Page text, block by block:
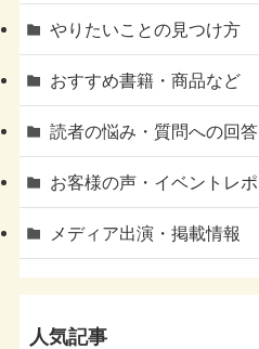
やりたいことの見つけ方
おすすめ書籍・商品など
読者の悩み・質問への回答
お客様の声・イベントレポ
メディア出演・掲載情報
人気記事